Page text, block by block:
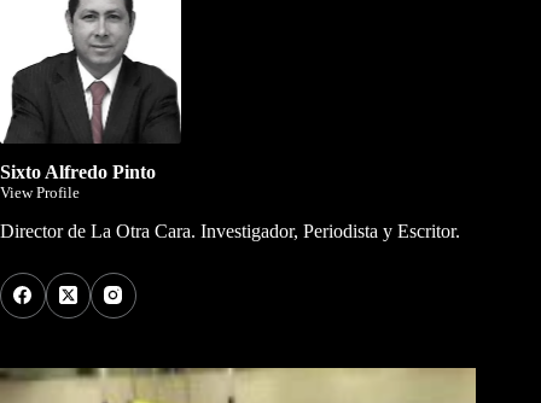
Sixto Alfredo Pinto
View Profile
Director de La Otra Cara. Investigador, Periodista y Escritor.